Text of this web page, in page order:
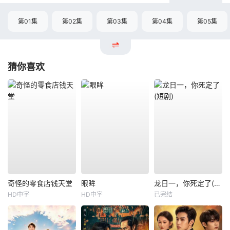
第01集 第02集 第03集 第04集 第05集
猜你喜欢
奇怪的零食店钱天堂
HD中字
眼眸
HD中字
龙日一，你死定了(短剧)
已完结